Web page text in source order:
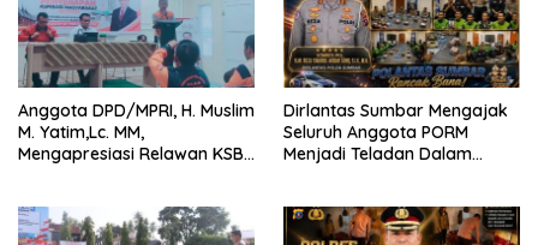
Anggota DPD/MPRI, H. Muslim
M. Yatim,Lc. MM,
Mengapresiasi Relawan KSB
Bencana
Dirlantas Sumbar Mengajak
Seluruh Anggota PORM
Menjadi Teladan Dalam
Perlengkapan Keselamatan
Berkendara